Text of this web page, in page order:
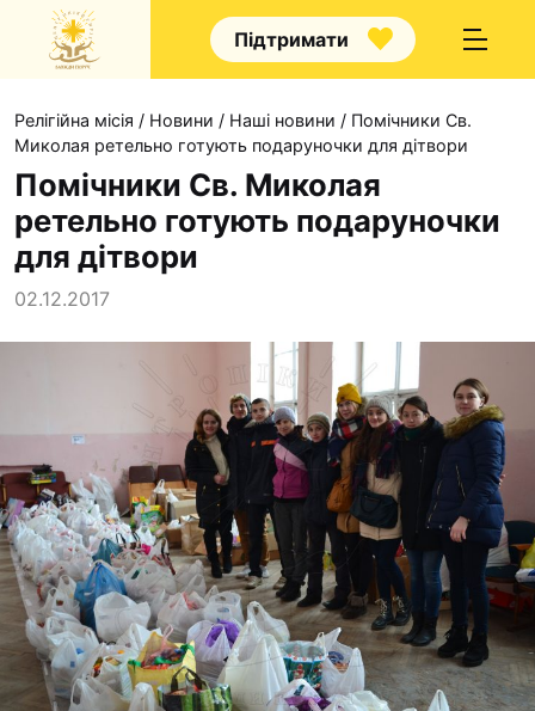
Підтримати
Про нас
Наші напрямки
Наш покровитель
Контакти
Проекти
Футбольна
Кулінарний гурток
Іконописна школа
“Капеланчики”
Альтернатива
Релігійна місія / Новини / Наші новини / Помічники Св.
Миколая ретельно готують подаруночки для дітвори
Помічники Св. Миколая
ретельно готують подаруночки
для дітвори
02.12.2017